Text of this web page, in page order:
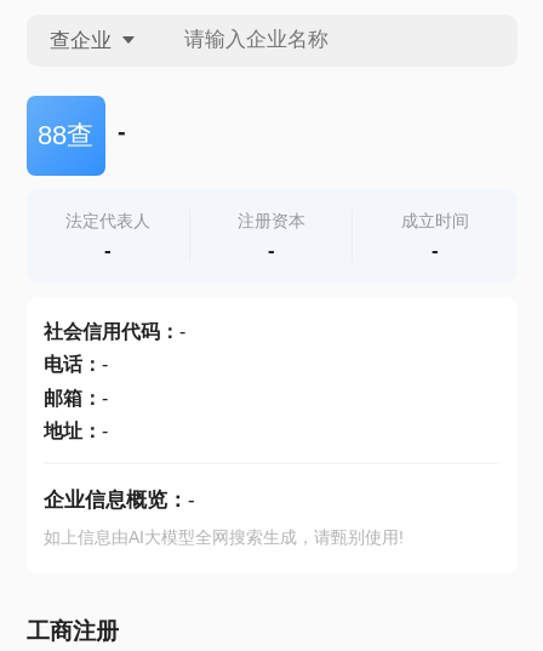
查企业
查企业
查产地
88查 -
法定代表人
-
注册资本
-
成立时间
-
社会信用代码： -
电话： -
邮箱： -
地址： -
企业信息概览： -
如上信息由AI大模型全网搜索生成，请甄别使用!
工商注册